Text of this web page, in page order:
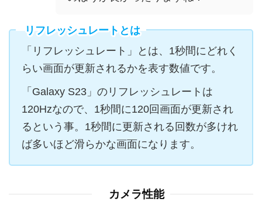
リフレッシュレートとは
「リフレッシュレート」とは、1秒間にどれく
らい画面が更新されるかを表す数値です。
「Galaxy S23」のリフレッシュレートは
120Hzなので、1秒間に120回画面が更新され
るという事。1秒間に更新される回数が多けれ
ば多いほど滑らかな画面になります。
カメラ性能